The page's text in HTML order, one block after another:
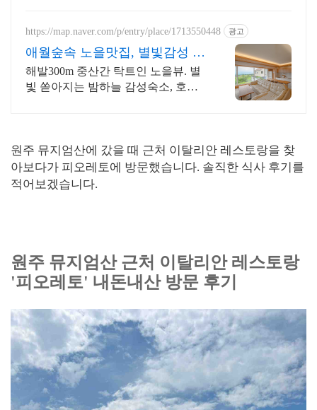
https://map.naver.com/p/entry/place/1713550448 광고
애월숲속 노을맛집, 별빛감성 아
기용품 완벽구비, 대가족
해발300m 중산간 탁트인 노을뷰. 별
빛 쏟아지는 밤하늘 감성숙소, 호텔
원주 뮤지엄산에 갔을 때 근처 이탈리안 레스토랑을 찾
아보다가 피오레토에 방문했습니다. 솔직한 식사 후기를
적어보겠습니다.
원주 뮤지엄산 근처 이탈리안 레스토랑
'피오레토' 내돈내산 방문 후기